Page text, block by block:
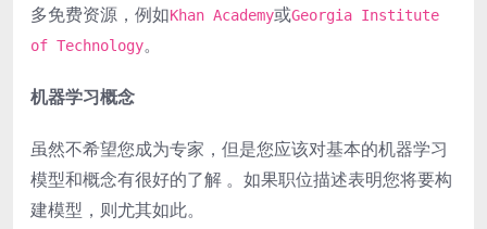
多免费资源，例如Khan Academy或Georgia Institute
of Technology。
机器学习概念
虽然不希望您成为专家，但是您应该对基本的机器学习
模型和概念有很好的了解 。如果职位描述表明您将要构
建模型，则尤其如此。